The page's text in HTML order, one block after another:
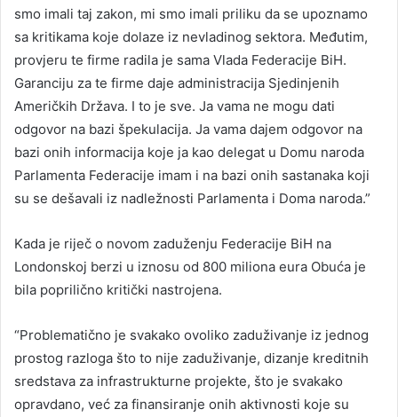
smo imali taj zakon, mi smo imali priliku da se upoznamo
sa kritikama koje dolaze iz nevladinog sektora. Međutim,
provjeru te firme radila je sama Vlada Federacije BiH.
Garanciju za te firme daje administracija Sjedinjenih
Američkih Država. I to je sve. Ja vama ne mogu dati
odgovor na bazi špekulacija. Ja vama dajem odgovor na
bazi onih informacija koje ja kao delegat u Domu naroda
Parlamenta Federacije imam i na bazi onih sastanaka koji
su se dešavali iz nadležnosti Parlamenta i Doma naroda.”
Kada je riječ o novom zaduženju Federacije BiH na
Londonskoj berzi u iznosu od 800 miliona eura Obuća je
bila poprilično kritički nastrojena.
“Problematično je svakako ovoliko zaduživanje iz jednog
prostog razloga što to nije zaduživanje, dizanje kreditnih
sredstava za infrastrukturne projekte, što je svakako
opravdano, već za finansiranje onih aktivnosti koje su